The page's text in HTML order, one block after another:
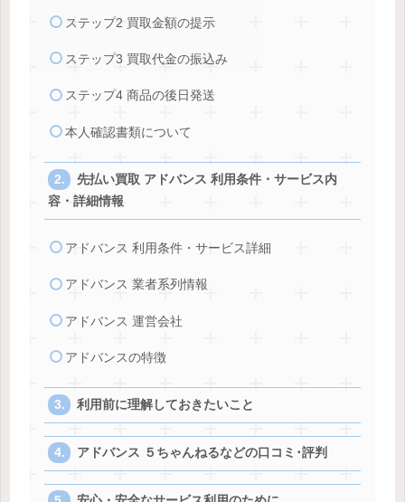
ステップ2 買取金額の提示
ステップ3 買取代金の振込み
ステップ4 商品の後日発送
本人確認書類について
先払い買取 アドバンス 利用条件・サービス内
容・詳細情報
アドバンス 利用条件・サービス詳細
アドバンス 業者系列情報
アドバンス 運営会社
アドバンスの特徴
利用前に理解しておきたいこと
アドバンス ５ちゃんねるなどの口コミ･評判